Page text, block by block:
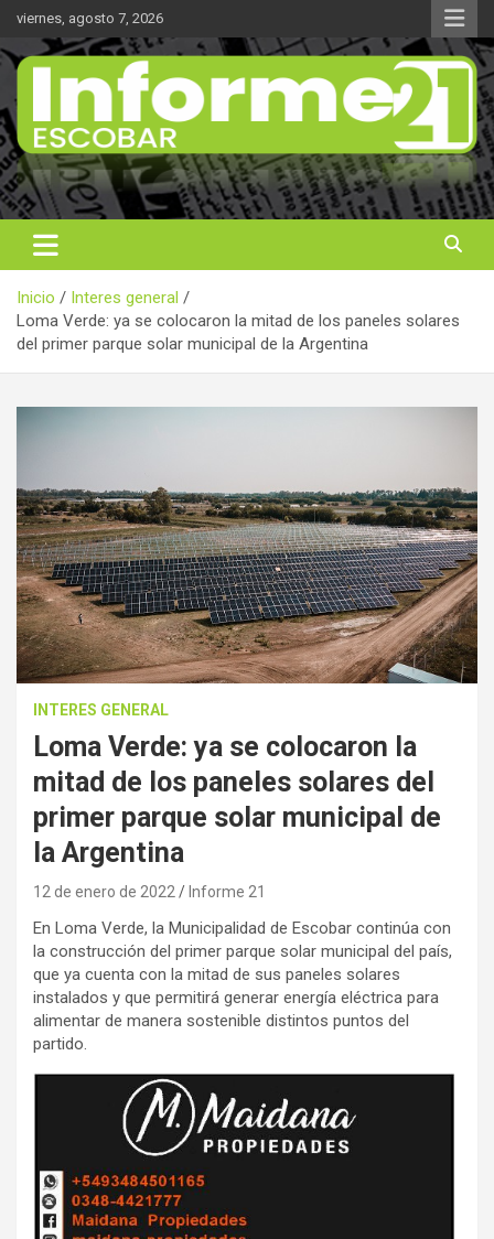
Saltar
contenido
viernes, agosto 7, 2026
Informe 21
Noticas reales
Inicio
Interes general
Loma Verde: ya se colocaron la mitad de los paneles solares
del primer parque solar municipal de la Argentina
INTERES GENERAL
Loma Verde: ya se colocaron la
mitad de los paneles solares del
primer parque solar municipal de
la Argentina
12 de enero de 2022 Informe 21
En Loma Verde, la Municipalidad de Escobar continúa con
la construcción del primer parque solar municipal del país,
que ya cuenta con la mitad de sus paneles solares
instalados y que permitirá generar energía eléctrica para
alimentar de manera sostenible distintos puntos del
partido.